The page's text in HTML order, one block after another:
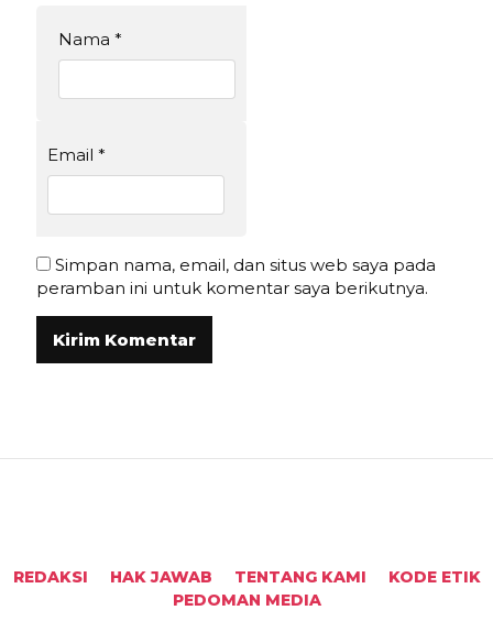
Nama *
Email *
Simpan nama, email, dan situs web saya pada
peramban ini untuk komentar saya berikutnya.
REDAKSI HAK JAWAB TENTANG KAMI
KODE ETIK
PEDOMAN MEDIA